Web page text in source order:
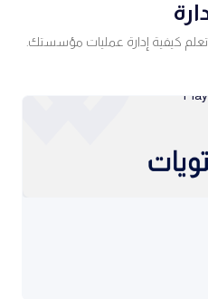
كيفية إدارة عمليات مؤسستك.